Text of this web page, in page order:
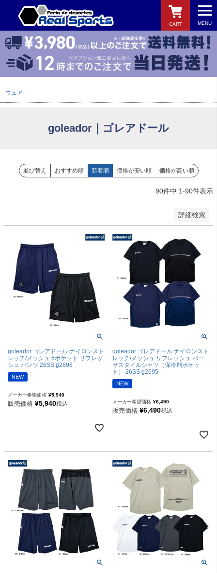
MENU
CART
ウェア
goleador｜ゴレアドール
並び替え おすすめ順 新着順 価格が安い順 価格が高い順
90件中 1-90件表示
詳細検索
予約商品
並び順
価格が安い順
レビュー順
キーワードヒット順
goleador ゴレアドール ナイロンスト
レッチ/メッシュ 6ポケット リフレッ
シュ パンツ 26SS g2696
NEW
メーカー希望価格 ¥5,940
販売価格 ¥5,940税込
goleador ゴレアドール ナイロンスト
レッチ/メッシュ リフレッシュ バー
サスタイルシャツ（保冷剤ポケッ
ト） 26SS g2695
NEW
メーカー希望価格 ¥6,490
販売価格 ¥6,490税込